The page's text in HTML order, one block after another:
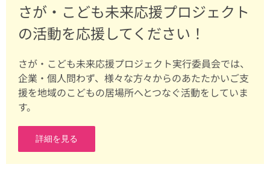
さが・こども未来応援プロジェクト
の活動を応援してください！
さが・こども未来応援プロジェクト実行委員会では、
企業・個人問わず、様々な方々からのあたたかいご支
援を地域のこどもの居場所へとつなぐ活動をしていま
す。
詳細を見る